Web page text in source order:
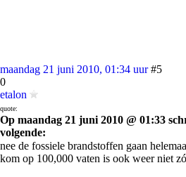
maandag 21 juni 2010, 01:34 uur #5
0
etalon
quote:
Op maandag 21 juni 2010 @ 01:33
volgende:
nee de fossiele brandstoffen gaan
kom op 100,000 vaten is ook weer niet